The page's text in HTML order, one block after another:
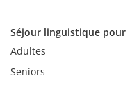
Séjour linguistique pour
Adultes
Seniors